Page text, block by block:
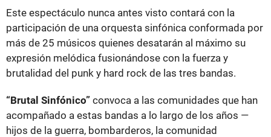
Este espectáculo nunca antes visto contará con la
participación de una orquesta sinfónica conformada por
más de 25 músicos quienes desatarán al máximo su
expresión melódica fusionándose con la fuerza y
brutalidad del punk y hard rock de las tres bandas.
“Brutal Sinfónico” convoca a las comunidades que han
acompañado a estas bandas a lo largo de los años —
hijos de la guerra, bombarderos, la comunidad